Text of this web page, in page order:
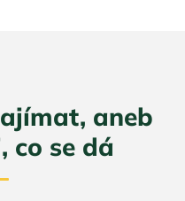
aneb
co se dá